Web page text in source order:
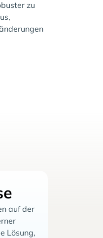
zu
auf der
Lösung,